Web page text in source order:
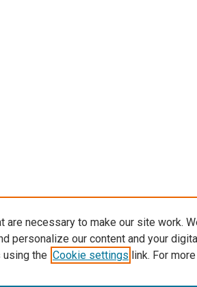
are necessary to make our site work.
personalize our content and your
the Cookie settings link. For